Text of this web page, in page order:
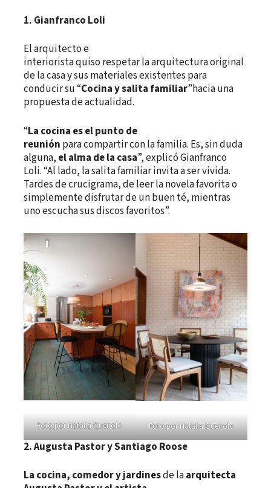
1. Gianfranco Loli
El arquitecto e
interiorista quiso respetar la arquitectura original
de la casa y sus materiales existentes para
conducir su “Cocina y salita familiar”hacia una
propuesta de actualidad.
“La cocina es el punto de
reunión para compartir con la familia. Es, sin duda
alguna, el alma de la casa”, explicó Gianfranco
Loli. “Al lado, la salita familiar invita a ser vivida.
Tardes de crucigrama, de leer la novela favorita o
simplemente disfrutar de un buen té, mientras
uno escucha sus discos favoritos”.
Foto por Natalia Queirolo Foto por Natalia Queirolo
2.Augusta Pastor y Santiago Roose
La cocina, comedor y jardinesde laarquitecta